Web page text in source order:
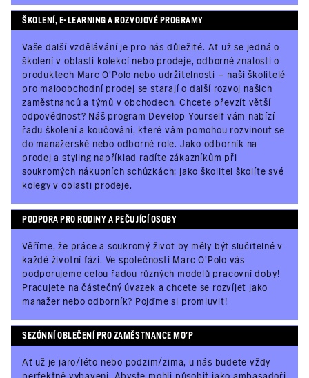
ŠKOLENÍ, E-LEARNING A ROZVOJOVÉ PROGRAMY
Vaše další vzdělávání je pro nás důležité. Ať už se jedná o
školení v oblasti kolekcí nebo prodeje, odborné znalosti o
produktech Marc O'Polo nebo udržitelnosti – naši školitelé
pro maloobchodní prodej se starají o další rozvoj našich
zaměstnanců a týmů v obchodech. Chcete převzít větší
odpovědnost? Náš program Develop Yourself vám nabízí
řadu školení a koučování, které vám pomohou rozvinout se
do manažerské nebo odborné role. Jako odborník na
prodej a styling například radíte zákazníkům při
soukromých nákupních schůzkách; jako školitel školíte své
kolegy v oblasti prodeje.
PODPORA PRO RODINY A PEČUJÍCÍ OSOBY
Věříme, že práce a soukromý život by měly být slučitelné v
každé životní fázi. Ve společnosti Marc O'Polo vás
podporujeme celou řadou různých modelů pracovní doby!
Pracujete na částečný úvazek a chcete se rozvíjet jako
manažer nebo odborník? Pojďme si promluvit!
SEZÓNNÍ OBLEČENÍ PRO ZAMĚSTNANCE MO'P
Ať už je jaro/léto nebo podzim/zima, u nás budete vždy